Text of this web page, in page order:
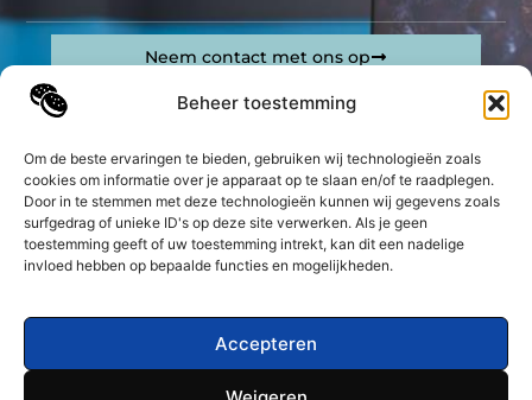
Beheer toestemming
Om de beste ervaringen te bieden, gebruiken wij technologieën zoals
cookies om informatie over je apparaat op te slaan en/of te raadplegen.
Door in te stemmen met deze technologieën kunnen wij gegevens zoals
surfgedrag of unieke ID's op deze site verwerken. Als je geen
toestemming geeft of uw toestemming intrekt, kan dit een nadelige
invloed hebben op bepaalde functies en mogelijkheden.
Accepteren
Sitelinks
De best gelezen stukken op een rij
Welke streaming bedrijven zijn het meest interessant?
Voordelige en duurzame keuzes bij een deuren outlet
Laatste Nieuws
Stressvrij Verhuizen in Hilversum met Een
verzorgd design stucwerk van uitmuntende kwaliteit
Neem contact met ons op